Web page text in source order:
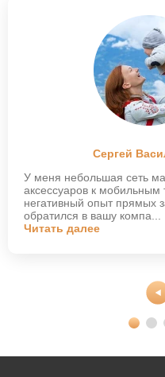
Сергей
У меня небольшая сеть
аксессуаров к
негативный опыт прямых
обратился в вашу компа...
Читать далее